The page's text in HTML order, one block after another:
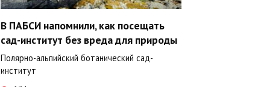
В ПАБСИ напомнили, как посещать
сад-институт без вреда для природы
Полярно-альпийский ботанический сад-
институт